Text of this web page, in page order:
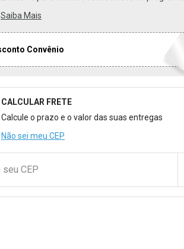
Saiba Mais
Convênio
para Calcular o Frete
CALCULAR FRETE
Calcule o prazo e o valor das suas entregas
Não sei meu CEP
CEP